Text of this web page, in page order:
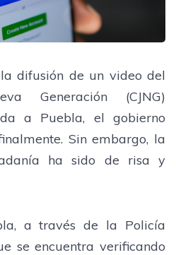
difusión de un video del
Generación (CJNG)
a Puebla, el gobierno
Sin embargo, la
ha sido de risa y
a través de la Policía
se encuentra verificando